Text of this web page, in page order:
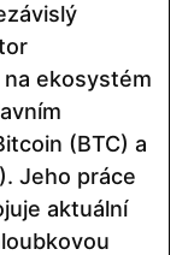
ekosystém
(BTC) a
Jeho práce
aktuální